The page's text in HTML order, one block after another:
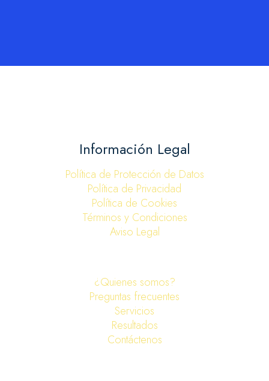
Información Legal
Política de Protección de Datos
Política de Privacidad
Política de Cookies
Términos y Condiciones
Aviso Legal
¿Quienes somos?
Preguntas frecuentes
Servicios
Resultados
Contáctenos